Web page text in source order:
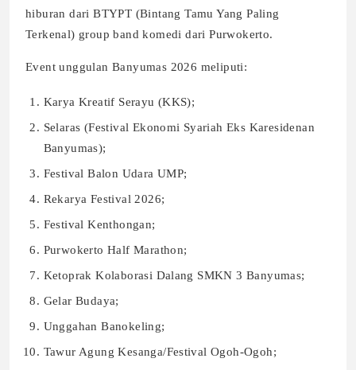
hiburan dari BTYPT (Bintang Tamu Yang Paling
Terkenal) group band komedi dari Purwokerto.
Event unggulan Banyumas 2026 meliputi:
Karya Kreatif Serayu (KKS);
Selaras (Festival Ekonomi Syariah Eks Karesidenan
Banyumas);
Festival Balon Udara UMP;
Rekarya Festival 2026;
Festival Kenthongan;
Purwokerto Half Marathon;
Ketoprak Kolaborasi Dalang SMKN 3 Banyumas;
Gelar Budaya;
Unggahan Banokeling;
Tawur Agung Kesanga/Festival Ogoh-Ogoh;